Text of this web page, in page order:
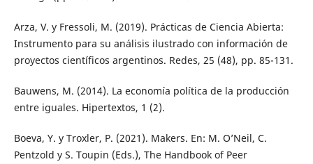
Arza, V. y Fressoli, M. (2019). Prácticas de Ciencia Abierta:
Instrumento para su análisis ilustrado con información de
proyectos científicos argentinos. Redes, 25 (48), pp. 85-131.
Bauwens, M. (2014). La economía política de la producción
entre iguales. Hipertextos, 1 (2).
Boeva, Y. y Troxler, P. (2021). Makers. En: M. O’Neil, C.
Pentzold y S. Toupin (Eds.), The Handbook of Peer